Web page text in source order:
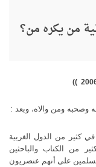
من يكره من؟
وصحبه ومن والاه، وبعد :
كثير من الدول الغربية
من الكتاب والباحثين
على أنهم عنصريون